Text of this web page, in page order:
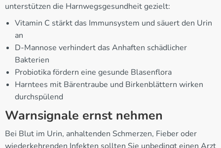
unterstützen die Harnwegsgesundheit gezielt:
Vitamin C stärkt das Immunsystem und säuert den Urin
an
D-Mannose verhindert das Anhaften schädlicher
Bakterien
Probiotika fördern eine gesunde Blasenflora
Harntees mit Bärentraube und Birkenblättern wirken
durchspülend
Warnsignale ernst nehmen
Bei Blut im Urin, anhaltenden Schmerzen, Fieber oder